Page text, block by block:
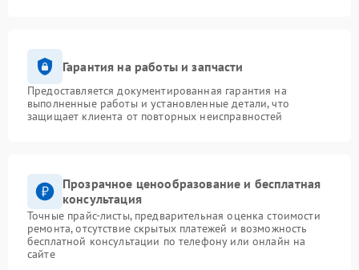
Гарантия на работы и запчасти
Предоставляется документированная гарантия на
выполненные работы и установленные детали, что
защищает клиента от повторных неисправностей
Прозрачное ценообразование и бесплатная
консультация
Точные прайс-листы, предварительная оценка стоимости
ремонта, отсутствие скрытых платежей и возможность
бесплатной консультации по телефону или онлайн на
сайте